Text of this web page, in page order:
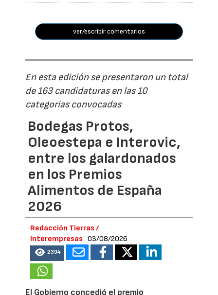
ver/escribir comentarios
En esta edición se presentaron un total
de 163 candidaturas en las 10
categorías convocadas
Bodegas Protos,
Oleoestepa e Interovic,
entre los galardonados
en los Premios
Alimentos de España
2026
Redacción Tierras /
Interempresas
03/08/2026
2394
El Gobierno concedió el premio